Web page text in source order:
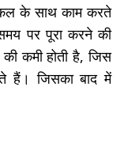
के साथ काम करते
पर पूरा करने की
कमी होती है, जिस
हैं। जिसका बाद में